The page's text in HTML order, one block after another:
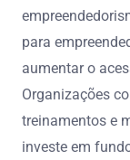
para
aumentar o
Organizações
treinamentos e
investe em